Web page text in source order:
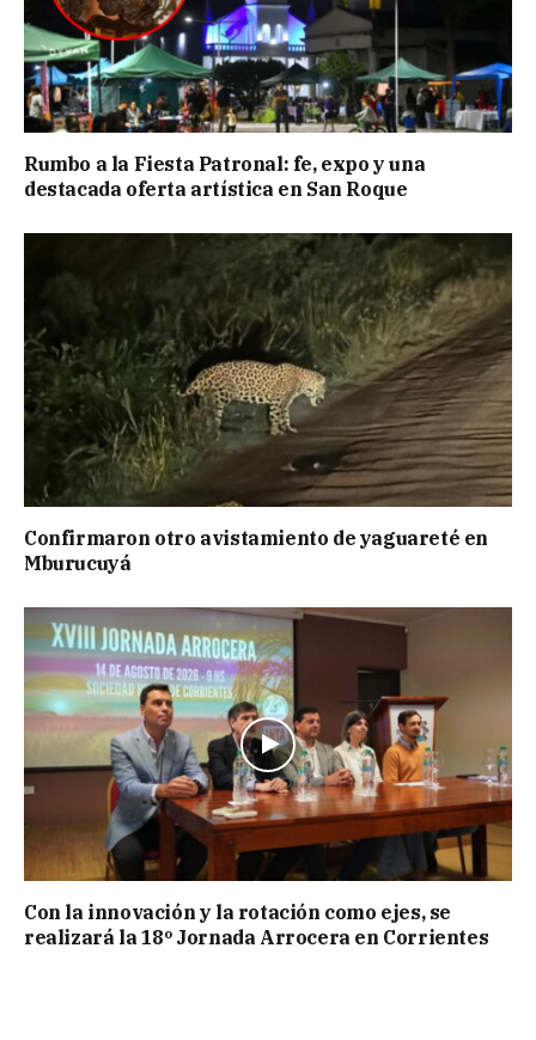
Rumbo a la Fiesta Patronal: fe, expo y una
destacada oferta artística en San Roque
Confirmaron otro avistamiento de yaguareté en
Mburucuyá
Con la innovación y la rotación como ejes, se
realizará la 18º Jornada Arrocera en Corrientes